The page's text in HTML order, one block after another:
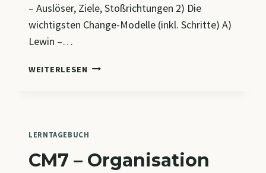
– Auslöser, Ziele, Stoßrichtungen 2) Die
wichtigsten Change-Modelle (inkl. Schritte) A)
Lewin –…
WEITERLESEN CM10
LERNTAGEBUCH
CM7 – Organisation